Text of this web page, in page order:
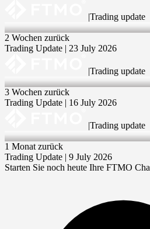
|Trading update
23 Jul 2026
2 Wochen zurück
Trading Update | 23 July 2026
|Trading update
16 Jul 2026
3 Wochen zurück
Trading Update | 16 July 2026
|Trading update
9 Jul 2026
1 Monat zurück
Trading Update | 9 July 2026
Starten Sie noch heute Ihre FTMO